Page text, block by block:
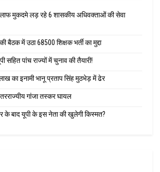
मुकदमे लड़ रहे 6 शासकीय अधिवक्ताओं की सेवा
बैठक में उठा 68500 शिक्षक भर्ती का मुद्दा
सहित पांच राज्यों में चुनाव की तैयारी!
का इनामी भानू प्रताप सिंह मुठभेड़ में ढेर
गांजा तस्कर घायल
के बाद यूपी के इस नेता की खुलेगी किस्मत?